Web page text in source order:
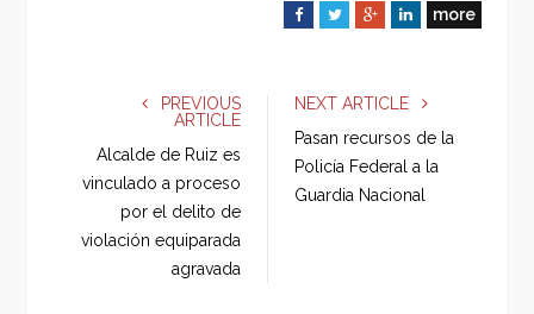
F
e
o
k
T
r
G
g
+
L
I
n
more
PREVIOUS
ARTICLE
Alcalde de Ruiz es
vinculado a proceso
por el delito de
violación equiparada
agravada
NEXT ARTICLE
Pasan recursos de la
Policía Federal a la
Guardia Nacional